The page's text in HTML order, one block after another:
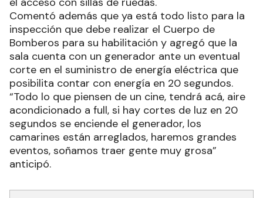
Comentó además que ya está todo listo para la
inspección que debe realizar el Cuerpo de
Bomberos para su habilitación y agregó que la
sala cuenta con un generador ante un eventual
corte en el suministro de energía eléctrica que
posibilita contar con energía en 20 segundos.
“Todo lo que piensen de un cine, tendrá acá, aire
acondicionado a full, si hay cortes de luz en 20
segundos se enciende el generador, los
camarines están arreglados, haremos grandes
eventos, soñamos traer gente muy grosa”
anticipó.